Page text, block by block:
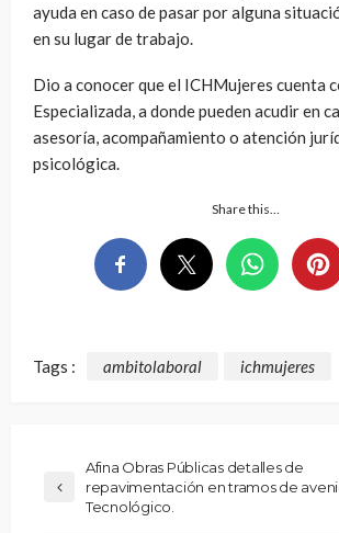
ayuda en caso de pasar por alguna
en su lugar de trabajo.
Dio a conocer que el ICHMujeres cuenta
Especializada, a donde pueden acudir en
asesoría, acompañamiento o atención
psicológica.
Share this…
Tags : ambitolaboral ichmujeres
Afina Obras Públicas detalles de
repavimentación en tramos de
Tecnológico.